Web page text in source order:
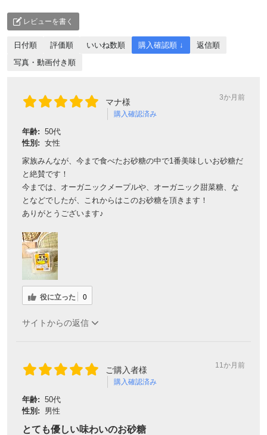
レビューを書く
日付順 評価順 いいね数順 購入確認順 ↓
返信順
写真・動画付き順
マナ様
購入確認済み
3か月前
年齢: 50代
性別: 女性
家族みんなが、今まで食べたお砂糖の中で1番美味しいお砂糖だ
と絶賛です！
今までは、オーガニックメープルや、オーガニック甜菜糖、な
となどでしたが、これからはこのお砂糖を頂きます！
ありがとうございます♪
役に立った 0
サイトからの返信
ご購入者様
購入確認済み
11か月前
年齢: 50代
性別:
男性
とても優しい味わいのお砂糖